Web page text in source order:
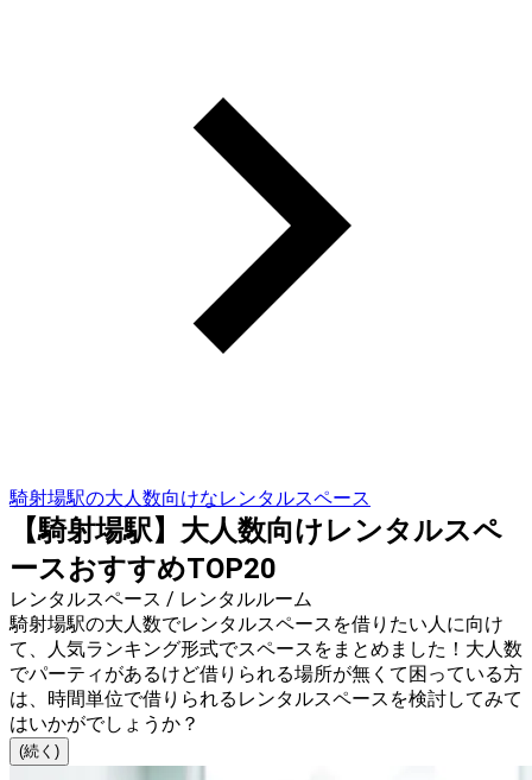
騎射場駅の大人数向けなレンタルスペース
【騎射場駅】大人数向けレンタルスペ
ースおすすめTOP20
レンタルスペース / レンタルルーム
騎射場駅の大人数でレンタルスペースを借りたい人に向け
て、人気ランキング形式でスペースをまとめました！大人数
でパーティがあるけど借りられる場所が無くて困っている方
は、時間単位で借りられるレンタルスペースを検討してみて
はいかがでしょうか？
(続く)